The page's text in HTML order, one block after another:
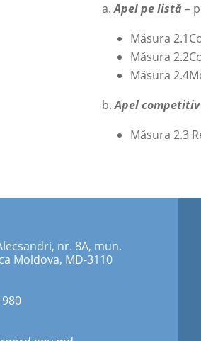
a.Apel pe listă –
Măsura
Măsura
Măsura
b.Apel competitiv
Măsura 2.3
nr. 8A, mun.
Moldova, MD-3110